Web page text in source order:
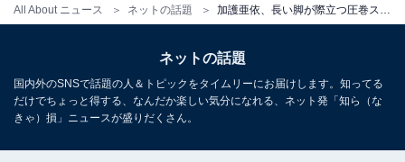
All About ニュース ネットの話題 加護亜依、長い脚が際立つ圧巻スタイル披露！ 「美しい身体とスタイル」「かなりシェイプされてる」
ネットの話題
国内外のSNSで話題の人＆トピックをタイムリーにお届けします。知ってる
だけでちょっと得する、なんだか楽しい気分になれる、ネット発「知ら（な
きゃ）損」ニュースが盛りだくさん。